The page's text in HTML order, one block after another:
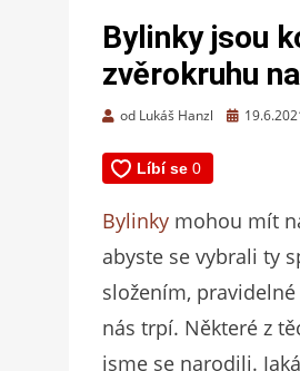
Bylinky jsou
zvěrokruhu
od Lukáš Hanzl
Zveřejněno
Bylinky mohou mít
abyste se vybrali ty
složením,
nás trpí. Některé z
jsme se narodili.